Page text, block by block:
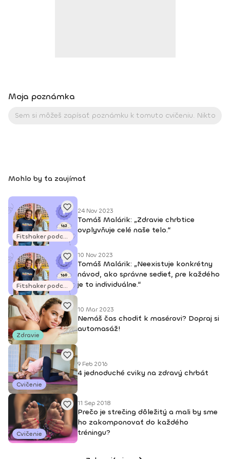
bikini fitness • absolútna majsterka Európy v bikini fitness
Kontakt: +421 907 185 940 Facebook: Magdalena Kazimirova
Moja poznámka
Mohlo by ťa zaujímať
Fitshaker podcasty
24 Nov 2023
Tomáš Malárik: „Zdravie chrbtice
ovplyvňuje celé naše telo.“
Fitshaker podcasty
10 Nov 2023
Tomáš Malárik: „Neexistuje konkrétny
návod, ako správne sedieť, pre každého
je to individuálne.“
Zdravie
10 Mar 2023
Nemáš čas chodiť k masérovi? Dopraj si
automasáž!
Cvičenie
9 Feb 2016
4 jednoduché cviky na zdravý chrbát
Cvičenie
11 Sep 2018
Prečo je strečing dôležitý a mali by sme
ho zakomponovať do každého
tréningu?